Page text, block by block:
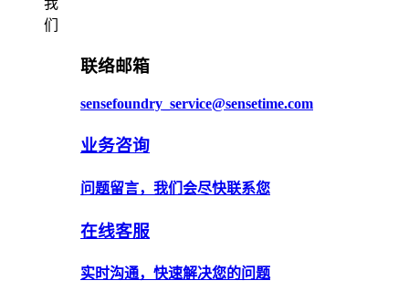
我
们
联络邮箱
sensefoundry_service@sensetime.com
业务咨询
问题留言，我们会尽快联系您
在线客服
实时沟通，快速解决您的问题